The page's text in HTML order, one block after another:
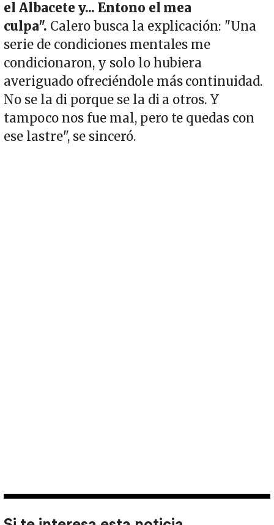
el Albacete y... Entono el mea
culpa". Calero busca la explicación: "Una
serie de condiciones mentales me
condicionaron, y solo lo hubiera
averiguado ofreciéndole más continuidad.
No se la di porque se la di a otros. Y
tampoco nos fue mal, pero te quedas con
ese lastre", se sinceró.